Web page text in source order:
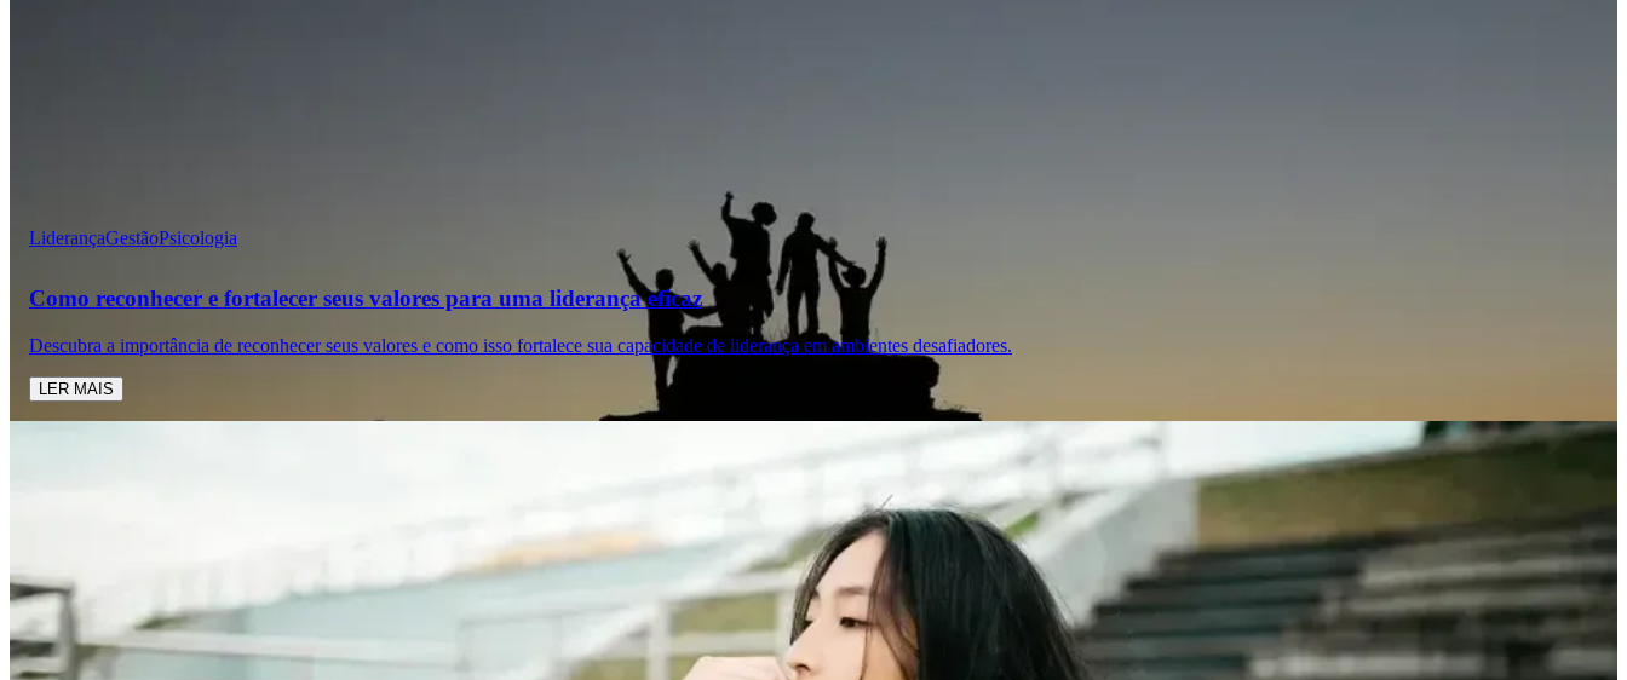
LiderançaGestãoPsicologia
Como reconhecer e fortalecer seus valores para uma liderança eficaz
Descubra a importância de reconhecer seus valores e como isso fortalece sua capacidade de liderança em ambientes desafiadores.
LER MAIS